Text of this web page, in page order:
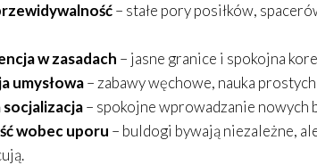
– stałe pory posiłków,
w zasadach – jasne granice i spokojna
umysłowa– zabawy węchowe, nauka
– spokojne wprowadzanie nowych
wobec uporu – buldogi bywają niezależne,